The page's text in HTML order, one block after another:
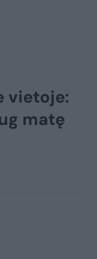
vietoje:
matę